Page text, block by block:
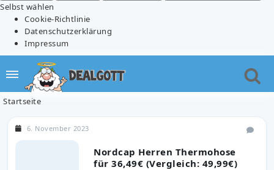
Selbst wählen
Cookie-Richtlinie
Datenschutzerklärung
Impressum
Startseite
Nordcap Herren Thermohose
für 36,49€ (Vergleich: 49,99€)
6. November 2023